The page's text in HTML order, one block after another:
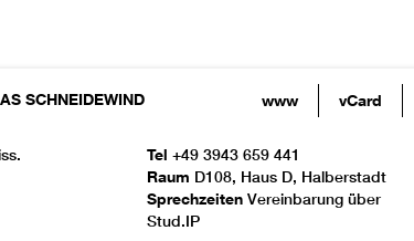
SCHNEIDEWIND
Tel +49 3943 659 441
Raum D108, Haus D, Halberstadt
Sprechzeiten Vereinbarung über
Stud.IP
vCard
www